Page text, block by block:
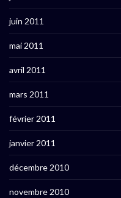
juin 2011
mai 2011
avril 2011
mars 2011
février 2011
janvier 2011
décembre 2010
novembre 2010